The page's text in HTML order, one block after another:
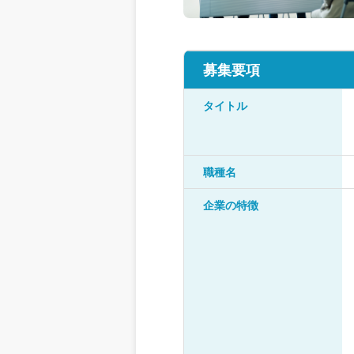
募集要項
タイトル
職種名
企業の特徴